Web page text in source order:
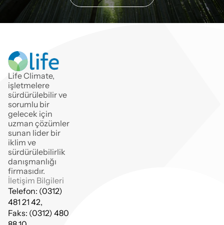
Life Climate,
işletmelere
sürdürülebilir ve
sorumlu bir
gelecek için
sunan lider bir
iklim ve
sürdürülebilirlik
danışmanlığı
firmasıdır.
İletişim Bilgileri
Telefon: (0312)
481 21 42,
Faks: (0312) 480